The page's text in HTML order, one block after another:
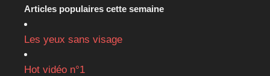
Articles populaires cette semaine
Les yeux sans visage
Hot vidéo n°1